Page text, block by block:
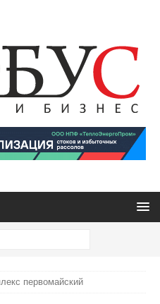
первомайский